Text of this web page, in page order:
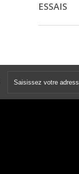
ESSAIS